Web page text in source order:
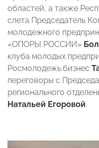
областей, а также
слета Председатель
молодежного
«ОПОРЫ РОССИИ»
клуба молодых
Росмолодежь.бизнес
переговоры с
регионального
Натальей Егоровой.